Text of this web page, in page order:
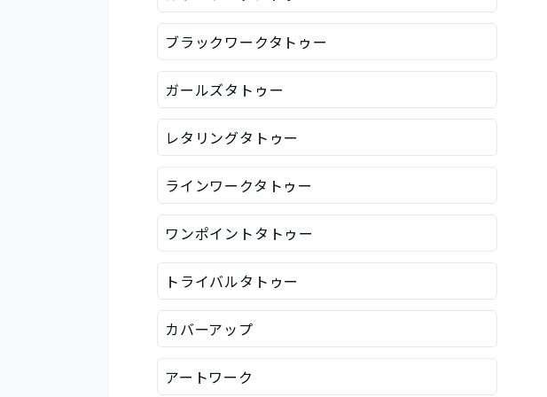
ブラックワークタトゥー
ガールズタトゥー
レタリングタトゥー
ラインワークタトゥー
ワンポイントタトゥー
トライバルタトゥー
カバーアップ
アートワーク